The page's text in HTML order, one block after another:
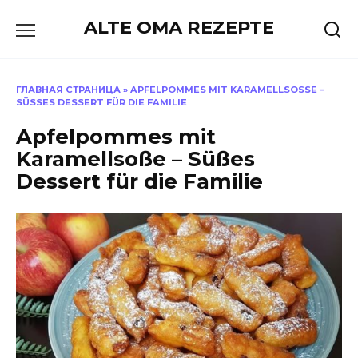
ALTE OMA REZEPTE
ГЛАВНАЯ СТРАНИЦА » APFELPOMMES MIT KARAMELLSOSSE – S
ÜSSES DESSERT FÜR DIE FAMILIE
Apfelpommes mit
Karamellsoße – Süßes
Dessert für die Familie